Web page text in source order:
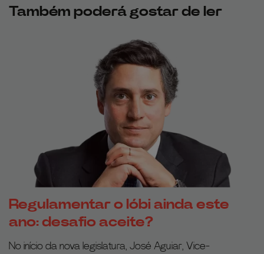
Também poderá gostar de ler
Regulamentar o lóbi ainda este
ano: desafio aceite?
No início da nova legislatura, José Aguiar, Vice-